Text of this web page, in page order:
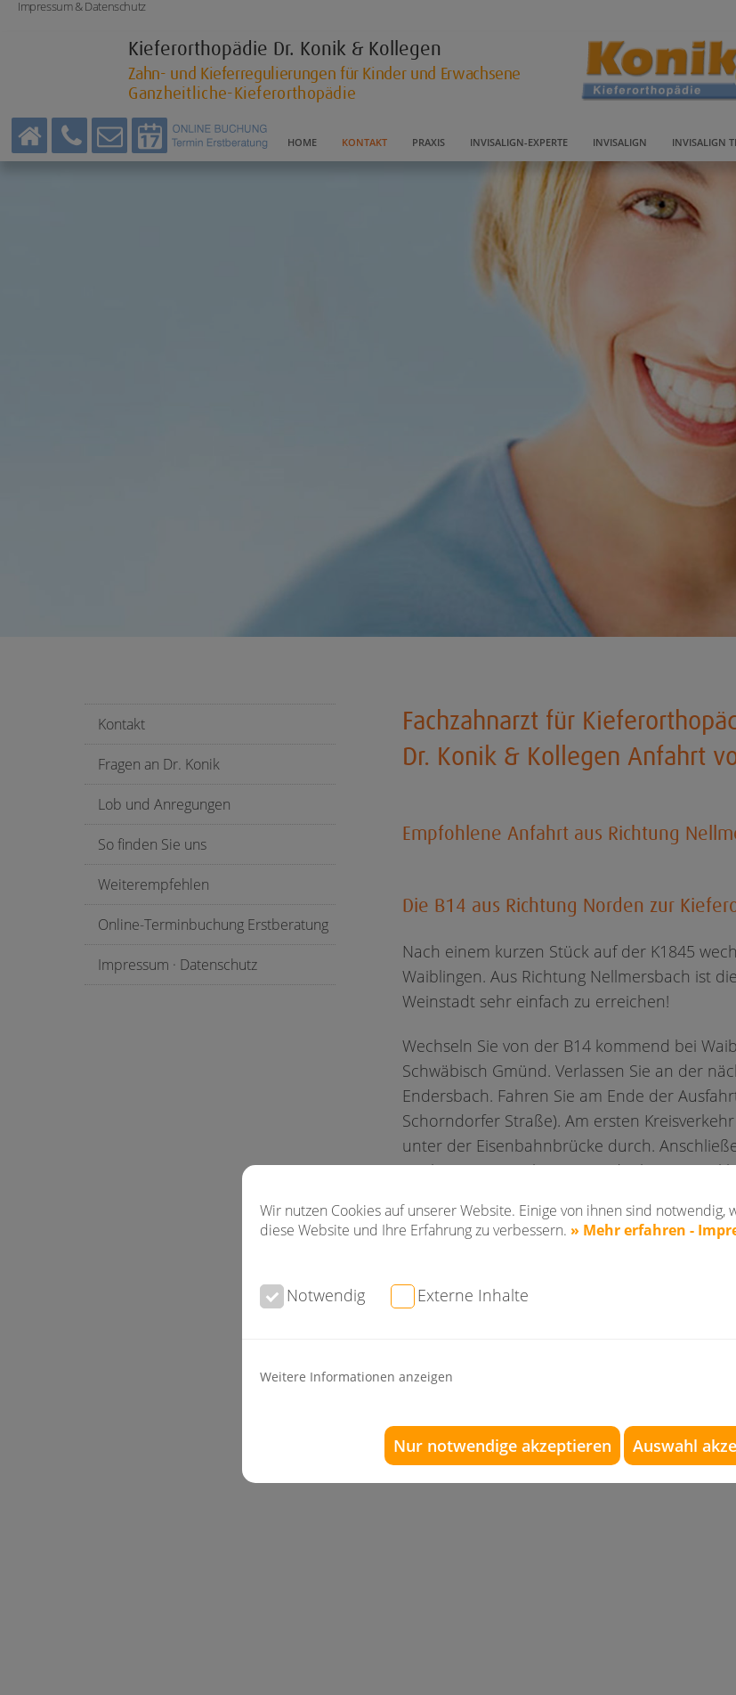
Wir nutzen Cookies auf unserer Website. Einige von ihnen sind notwendig,
diese Website und Ihre Erfahrung zu verbessern. » Mehr erfahren -
Notwendig Externe Inhalte
Weitere Informationen anzeigen
Nur notwendige akzeptieren Auswahl
Impressum & Datenschutz
Kieferorthopädie Dr. Konik & Kollegen
Zahn- und Kieferregulierungen für Kinder und Erwachsene
Ganzheitliche-Kieferorthopädie
HOME KONTAKT PRAXIS INVISALIGN-EXPERTE INVISALIGN INVISALIGN
Kontakt
Fragen an Dr. Konik
Lob und Anregungen
So finden Sie uns
Weiterempfehlen
Online-Terminbuchung Erstberatung
Impressum · Datenschutz
Fachzahnarzt für
Dr. Konik & Kollegen Anfahrt
Empfohlene Anfahrt aus Richtung
Die B14 aus Richtung Norden zur
Nach einem kurzen Stück auf der K1845
Waiblingen. Aus Richtung Nellmersbach ist
Weinstadt sehr einfach zu erreichen!
Wechseln Sie von der B14 kommend bei
Schwäbisch Gmünd. Verlassen Sie an der
Endersbach. Fahren Sie am Ende der
Schorndorfer Straße). Am ersten
unter der Eisenbahnbrücke durch.
Nach ca. 150m gelangen Sie direkt zum
So ist die Praxis Dr. Konik & Kollegen aus
Waldrems, Nellmersbach, Leutenbach,